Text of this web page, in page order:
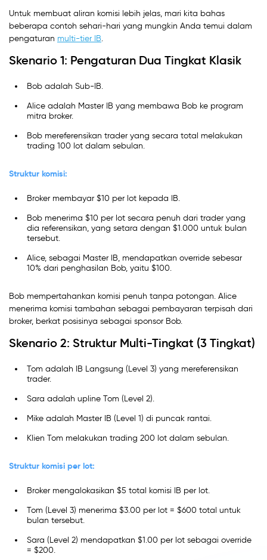
Untuk membuat aliran komisi lebih jelas, mari kita bahas
beberapa contoh sehari-hari yang mungkin Anda temui dalam
pengaturan multi-tier IB.
Skenario 1: Pengaturan Dua Tingkat Klasik
Bob adalah Sub-IB.
Alice adalah Master IB yang membawa Bob ke program
mitra broker.
Bob mereferensikan trader yang secara total melakukan
trading 100 lot dalam sebulan.
Struktur komisi:
Broker membayar $10 per lot kepada IB.
Bob menerima $10 per lot secara penuh dari trader yang
dia referensikan, yang setara dengan $1.000 untuk bulan
tersebut.
Alice, sebagai Master IB, mendapatkan override sebesar
10% dari penghasilan Bob, yaitu $100.
Bob mempertahankan komisi penuh tanpa potongan. Alice
menerima komisi tambahan sebagai pembayaran terpisah dari
broker, berkat posisinya sebagai sponsor Bob.
Skenario 2: Struktur Multi-Tingkat (3 Tingkat)
Tom adalah IB Langsung (Level 3) yang mereferensikan
trader.
Sara adalah upline Tom (Level 2).
Mike adalah Master IB (Level 1) di puncak rantai.
Klien Tom melakukan trading 200 lot dalam sebulan.
Struktur komisi per lot:
Broker mengalokasikan $5 total komisi IB per lot.
Tom (Level 3) menerima $3.00 per lot = $600 total untuk
bulan tersebut.
Sara (Level 2) mendapatkan $1.00 per lot sebagai override
= $200.